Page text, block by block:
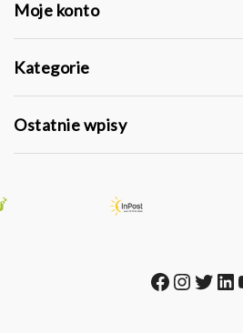
Moje konto
Kategorie
Ostatnie wpisy